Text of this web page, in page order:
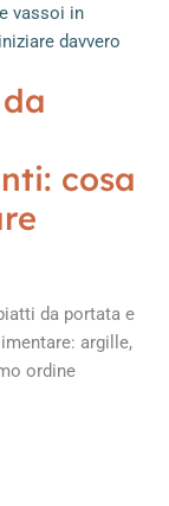
cosa
da portata e
argille,
ordine